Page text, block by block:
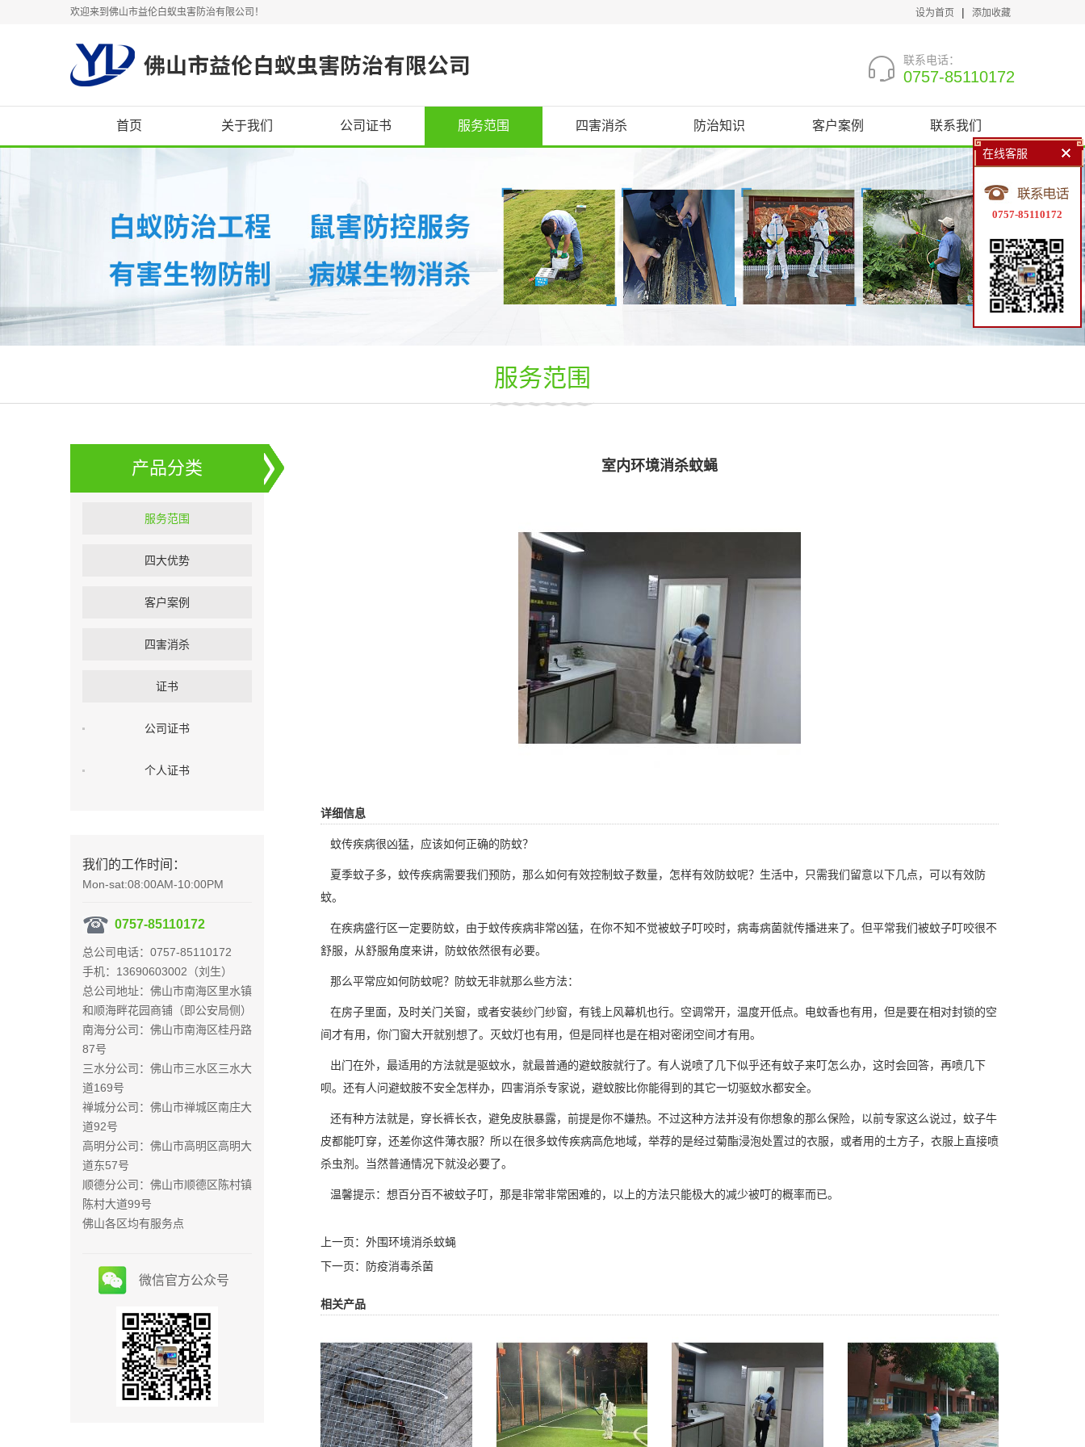
欢迎来到佛山市益伦白蚁虫害防治有限公司！ 设为首页 | 添加收藏
联系电话：
0757-85110172
首页 关于我们 公司证书 服务范围 四害消杀 防治知识 客户案例 联系我们
服务范围
产品分类
服务范围
四大优势
客户案例
四害消杀
证书
公司证书
个人证书
我们的工作时间：
Mon-sat:08:00AM-10:00PM
0757-85110172
总公司电话：0757-85110172
手机：13690603002（刘生）
总公司地址：佛山市南海区里水镇
和顺海畔花园商铺（即公安局侧）
南海分公司：佛山市南海区桂丹路
87号
三水分公司：佛山市三水区三水大
道169号
禅城分公司：佛山市禅城区南庄大
道92号
高明分公司：佛山市高明区高明大
道东57号
顺德分公司：佛山市顺德区陈村镇
陈村大道99号
佛山各区均有服务点
微信官方公众号
室内环境消杀蚊蝇
详细信息
蚊传疾病很凶猛，应该如何正确的防蚊？
夏季蚊子多，蚊传疾病需要我们预防，那么如何有效控制蚊子数量，怎样有效防蚊呢？生活中，只需我们留意以下几点，可以有效防
蚊。
在疾病盛行区一定要防蚊，由于蚊传疾病非常凶猛，在你不知不觉被蚊子叮咬时，病毒病菌就传播进来了。但平常我们被蚊子叮咬很不
舒服，从舒服角度来讲，防蚊依然很有必要。
那么平常应如何防蚊呢？防蚊无非就那么些方法：
在房子里面，及时关门关窗，或者安装纱门纱窗，有钱上风幕机也行。空调常开，温度开低点。电蚊香也有用，但是要在相对封锁的空
间才有用，你门窗大开就别想了。灭蚊灯也有用，但是同样也是在相对密闭空间才有用。
出门在外，最适用的方法就是驱蚊水，就最普通的避蚊胺就行了。有人说喷了几下似乎还有蚊子来叮怎么办，这时会回答，再喷几下
呗。还有人问避蚊胺不安全怎样办，四害消杀专家说，避蚊胺比你能得到的其它一切驱蚊水都安全。
还有种方法就是，穿长裤长衣，避免皮肤暴露，前提是你不嫌热。不过这种方法并没有你想象的那么保险，以前专家这么说过，蚊子牛
皮都能叮穿，还差你这件薄衣服？所以在很多蚊传疾病高危地域，举荐的是经过菊酯浸泡处置过的衣服，或者用的土方子，衣服上直接喷
杀虫剂。当然普通情况下就没必要了。
温馨提示：想百分百不被蚊子叮，那是非常非常困难的，以上的方法只能极大的减少被叮的概率而已。
上一页： 外围环境消杀蚊蝇
下一页：
防疫消毒杀菌
相关产品
在线客服
0757-85110172